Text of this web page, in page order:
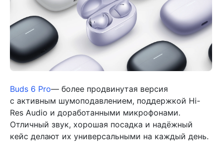
Buds 6 Pro— более продвинутая версия
с активным шумоподавлением, поддержкой Hi-
Res Audio и доработанными микрофонами.
Отличный звук, хорошая посадка и надёжный
кейс делают их универсальными на каждый день.